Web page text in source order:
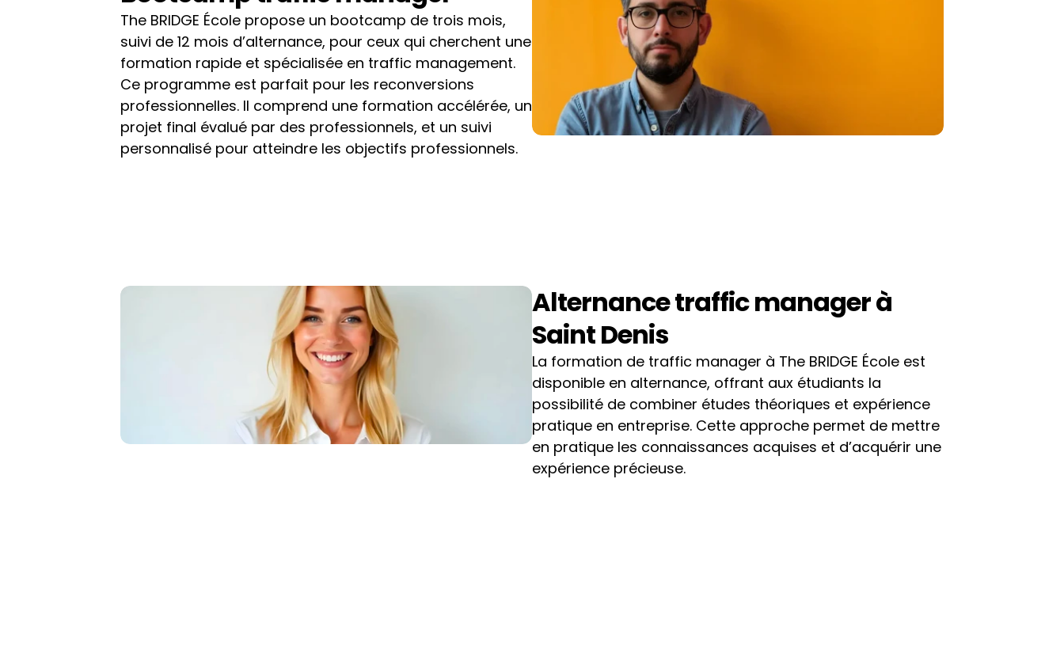
The BRIDGE École propose un bootcamp de trois mois,
suivi de 12 mois d’alternance, pour ceux qui cherchent une
formation rapide et spécialisée en traffic management.
Ce programme est parfait pour les reconversions
professionnelles. Il comprend une formation accélérée, un
projet final évalué par des professionnels, et un suivi
personnalisé pour atteindre les objectifs professionnels.
Alternance traffic manager à
Saint Denis
La formation de traffic manager à The BRIDGE École est
disponible en alternance, offrant aux étudiants la
possibilité de combiner études théoriques et expérience
pratique en entreprise. Cette approche permet de mettre
en pratique les connaissances acquises et d’acquérir une
expérience précieuse.